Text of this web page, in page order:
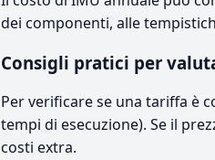
dei componenti, alle
Consigli pratici per
Per verificare se una tariffa è
tempi di esecuzione). Se il
costi extra.